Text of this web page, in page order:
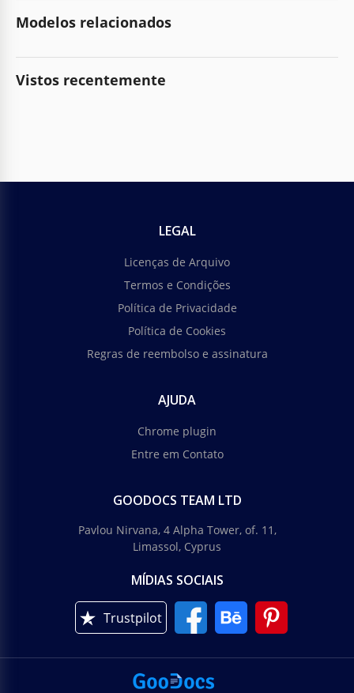
Modelos relacionados
Vistos recentemente
LEGAL
Licenças de Arquivo
Termos e Condições
Política de Privacidade
Política de Cookies
Regras de reembolso e assinatura
AJUDA
Chrome plugin
Entre em Contato
GOODOCS TEAM LTD
Pavlou Nirvana, 4 Alpha Tower, of. 11,
Limassol, Cyprus
MÍDIAS SOCIAIS
Trustpilot